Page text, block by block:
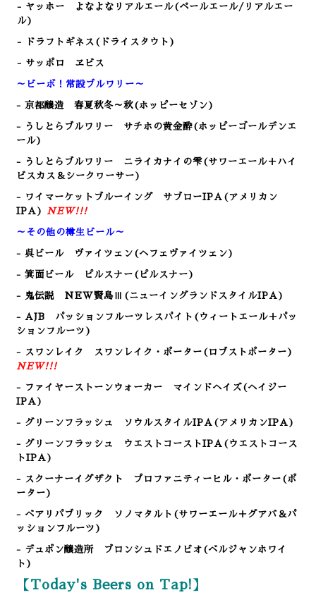
- ヤッホー よなよなリアルエール(ペールエール/リアルエー
ル)
- ドラフトギネス(ドライスタウト)
- サッポロ ヱビス
～ビーボ！常設ブルワリー～
- 京都醸造 春夏秋冬～秋(ホッピーセゾン)
- うしとらブルワリー サチホの黄金酔(ホッピーゴールデンエ
ール)
- うしとらブルワリー ニライカナイの雫(サワーエール＋ハイ
ビスカス＆シークヮーサー)
- ワイマーケットブルーイング サブローIPA(アメリカン
IPA) NEW!!!
～その他の樽生ビール～
- 呉ビール ヴァイツェン(ヘフェヴァイツェン)
- 箕面ビール ピルスナー(ピルスナー)
- 鬼伝説 NEW賢島Ⅲ(ニューイングランドスタイルIPA)
- AJB パッションフルーツレスパイト(ウィートエール＋パッ
ションフルーツ)
- スワンレイク スワンレイク・ポーター(ロブストポーター)
NEW!!!
- ファイヤーストーンウォーカー マインドヘイズ(ヘイジー
IPA)
- グリーンフラッシュ ソウルスタイルIPA(アメリカンIPA)
- グリーンフラッシュ ウエストコーストIPA(ウエストコース
トIPA)
- スクーナーイグザクト プロファニティーヒル・ポーター(ポ
ーター)
- ベアリパブリック ソノマタルト(サワーエール＋グアバ＆パ
ッションフルーツ)
- デュポン醸造所 ブロンシュドエノビオ(ベルジャンホワイ
ト)
【Today's Beers on Tap!】